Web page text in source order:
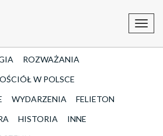
ROZWAŻANIA
W POLSCE
WYDARZENIA
FELIETON
HISTORIA
INNE